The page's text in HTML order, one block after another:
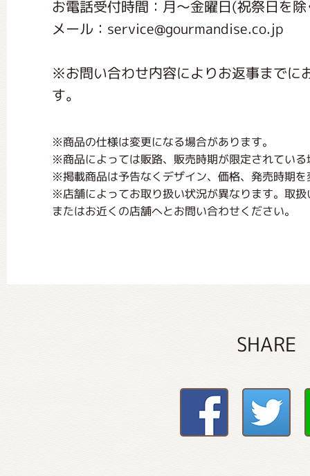
お電話受付時間：月〜金曜日(祝祭日を
メール：service@gourmandise.co.jp
※お問い合わせ内容によりお返事までに
す。
※商品の仕様は変更になる場合があります。
※商品によっては販路、販売時期が限定されてい
※掲載商品は予告なくデザイン、価格、発売時期
※店舗によってお取り扱い状況が異なります。取
またはお近くの店舗へとお問い合わせください。
SHARE